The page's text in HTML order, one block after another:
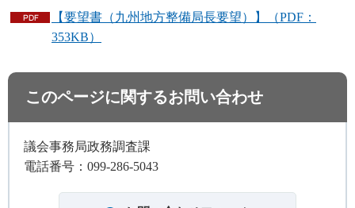
【要望書（九州地方整備局長要望）】（PDF：
353KB）
このページに関するお問い合わせ
議会事務局政務調査課
電話番号：099-286-5043